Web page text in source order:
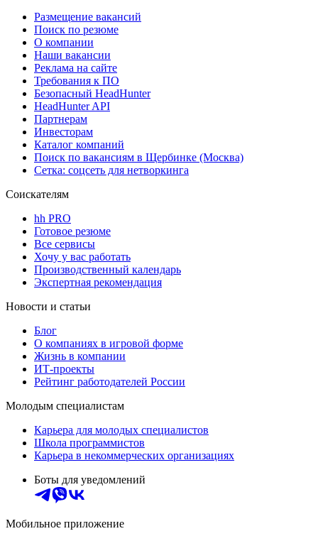
Размещение вакансий
Поиск по резюме
О компании
Наши вакансии
Реклама на сайте
Требования к ПО
Безопасный HeadHunter
HeadHunter API
Партнерам
Инвесторам
Каталог компаний
Поиск по вакансиям в Щербинке (Москва)
Сетка: соцсеть для нетворкинга
Соискателям
hh PRO
Готовое резюме
Все сервисы
Хочу у вас работать
Производственный календарь
Экспертная рекомендация
Новости и статьи
Блог
О компаниях в игровой форме
Жизнь в компании
ИТ-проекты
Рейтинг работодателей России
Молодым специалистам
Карьера для молодых специалистов
Школа программистов
Карьера в некоммерческих организациях
Боты для уведомлений
Мобильное приложение